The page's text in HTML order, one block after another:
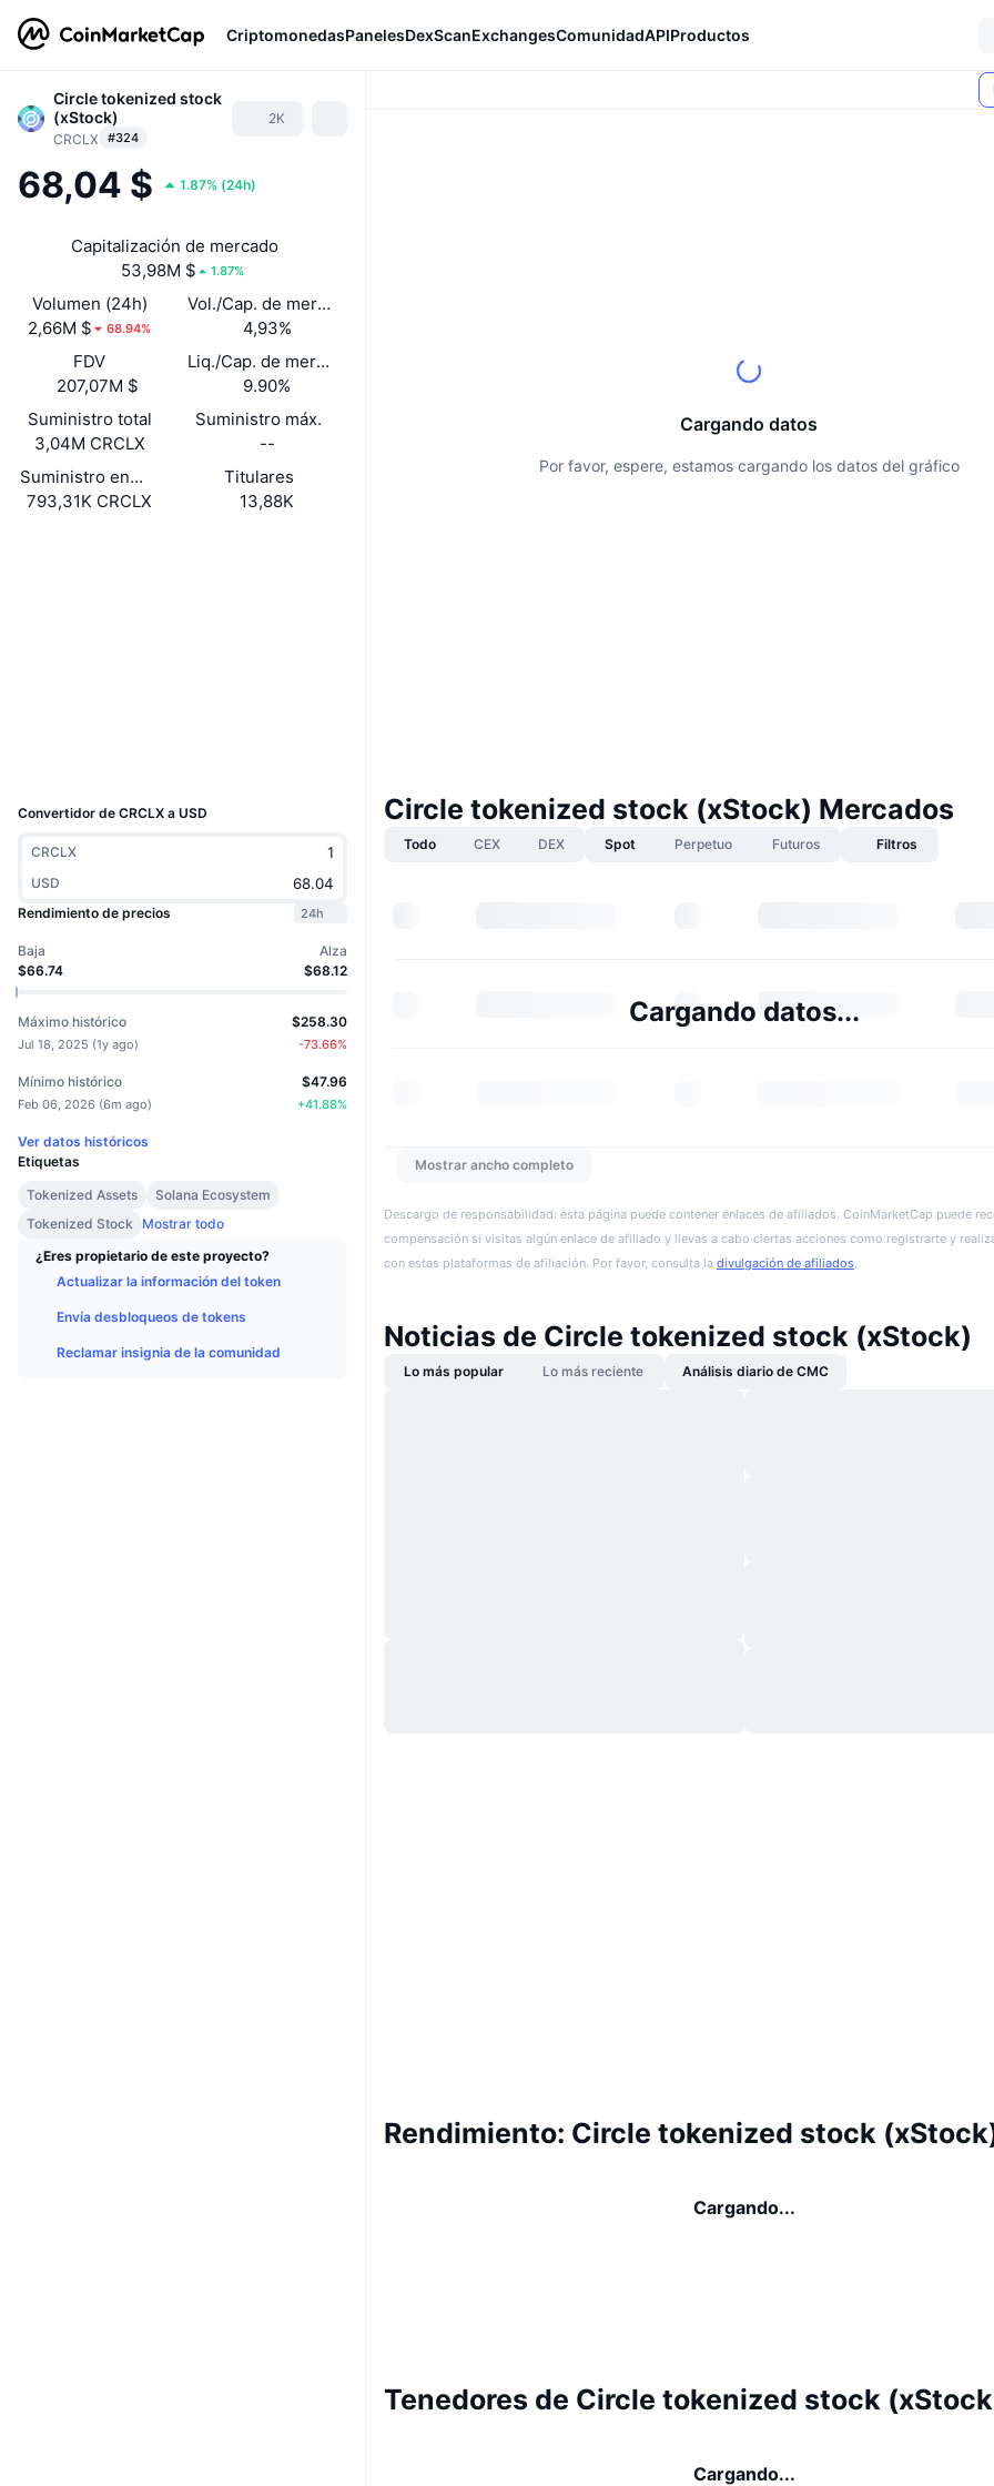
CriptomonedasPanelesDexScanExchangesComunidadAPIProductos
Circle tokenized stock
(xStock)
CRCLX #324
2K
68,04 $ 1.87% (24h)
Capitalización de mercado
53,98M $
1.87%
Volumen (24h)
2,66M $
68.94%
Vol./Cap. de mercado (24 h)
4,93%
FDV
207,07M $
Liq./Cap. de mercado
9.90%
Suministro total
3,04M CRCLX
Suministro máx.
--
Suministro en circulación
793,31K CRCLX
Titulares
13,88K
Convertidor de CRCLX a USD
CRCLX
USD
Rendimiento de precios
24h
Baja
$66.74
Alza
$68.12
Máximo histórico
Jul 18, 2025 (1y ago)
$258.30
-73.66%
Mínimo histórico
Feb 06, 2026 (6m ago)
$47.96
+41.88%
Ver datos históricos
Etiquetas
Tokenized Assets
Solana Ecosystem
Tokenized Stock Mostrar todo
¿Eres propietario de este proyecto?
Actualizar la información del token
Envía desbloqueos de tokens
Reclamar insignia de la comunidad
Cargando datos
Por favor, espere, estamos cargando los datos del gráfico
Circle tokenized stock (xStock) Mercados
Todo CEX DEX Spot Perpetuo Futuros Filtros
Cargando datos...
Mostrar ancho completo
Descargo de responsabilidad: esta página puede contener enlaces de afiliados. CoinMarketCap puede
compensación si visitas algún enlace de afiliado y llevas a cabo ciertas acciones como registrarte y
con estas plataformas de afiliación. Por favor, consulta la divulgación de afiliados.
Noticias de Circle tokenized stock (xStock)
Lo más popular Lo más reciente Análisis diario de CMC
Rendimiento: Circle tokenized stock
Cargando...
Tenedores de Circle tokenized stock
Cargando...